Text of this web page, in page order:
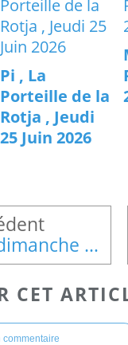
Pi , La
Porteille de la
Rotja , Jeudi
25 Juin 2026
Guadeloupe dimanche 24 mars 2024
CET
commentaire